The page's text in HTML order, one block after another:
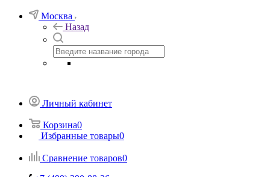
Москва
Назад
Личный кабинет
Корзина0
Избранные товары0
Сравнение товаров0